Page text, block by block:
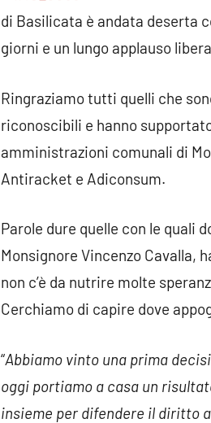
di Basilicata è andata deserta
giorni e un lungo applauso
Ringraziamo tutti quelli che
riconoscibili e hanno
amministrazioni comunali di
Antiracket e Adiconsum.
Parole dure quelle con le quali
Monsignore Vincenzo Cavalla,
non c’è da nutrire molte
Cerchiamo di capire dove
“Abbiamo vinto una prima
oggi portiamo a casa un
insieme per difendere il diritto